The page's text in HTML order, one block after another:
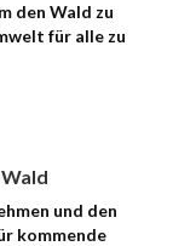
den Wald zu
für alle zu
und den
kommende